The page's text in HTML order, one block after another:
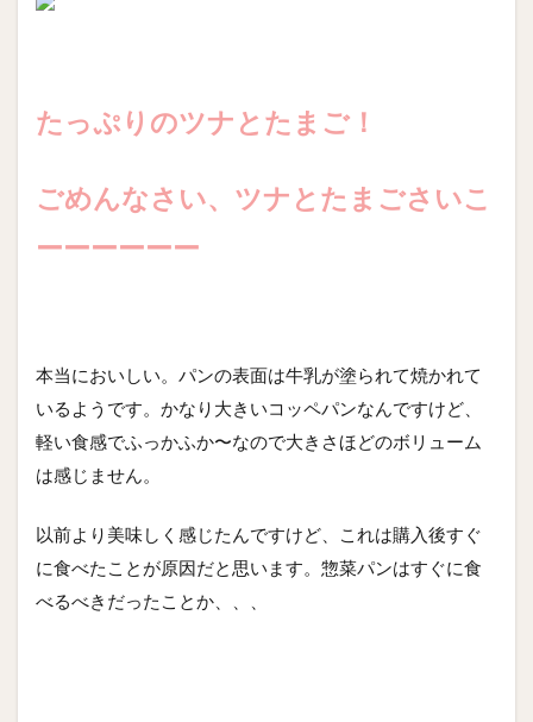
たっぷりのツナとたまご！
ごめんなさい、ツナとたまごさいこ
ーーーーーー
本当においしい。パンの表面は牛乳が塗られて焼かれて
いるようです。かなり大きいコッペパンなんですけど、
軽い食感でふっかふか〜なので大きさほどのボリューム
は感じません。
以前より美味しく感じたんですけど、これは購入後すぐ
に食べたことが原因だと思います。惣菜パンはすぐに食
べるべきだったことか、、、